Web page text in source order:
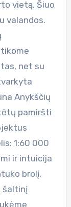
vietą. Šiuo
valandos.
net su
Anykščių
pamiršti
1:60 000
ir intuicija
brolį,
šaltinį